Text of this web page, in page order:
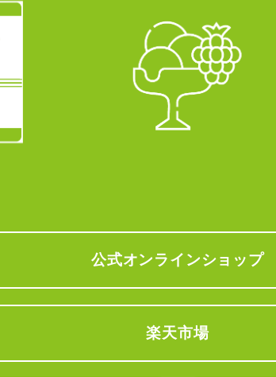
公式オンラインショップ
楽天市場